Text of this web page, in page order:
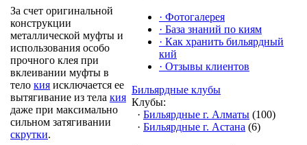
За счет оригинальной
конструкции
металлической муфты и
использования особо
прочного клея при
вклеивании муфты в
тело кия исключается ее
вытягивание из тела кия
даже при максимально
сильном затягивании
скрутки.
· Фотогалерея
· База знаний по киям
· Как хранить бильярдный
кий
· Отзывы клиентов
Бильярдные клубы
Клубы:
· Бильярдные г. Алматы (100)
· Бильярдные г. Астана (6)